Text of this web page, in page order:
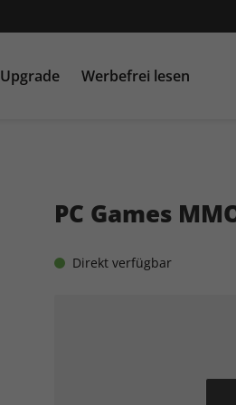
Upgrade Werbefrei lesen
PC Games
Direkt verfügbar